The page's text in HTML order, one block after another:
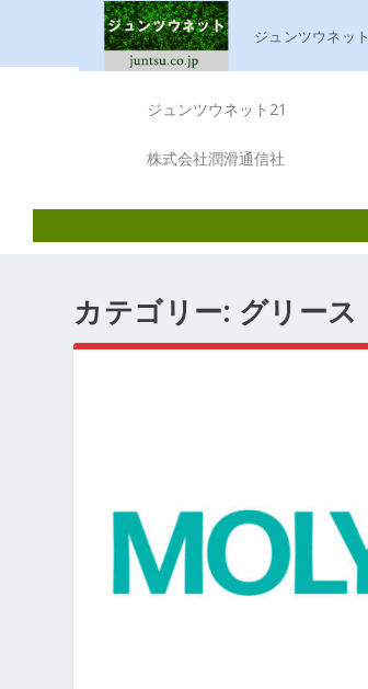
ジュンツウネット
ジュンツウネット21
株式会社潤滑通信社
カテゴリー: グリース